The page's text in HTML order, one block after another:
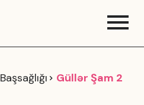
Başsağlığı Güllər Şam 2